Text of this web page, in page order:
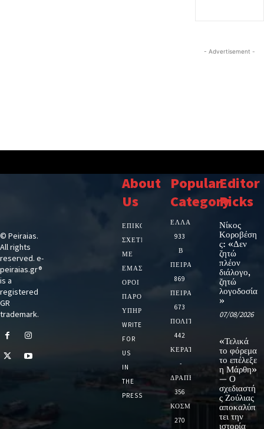
- Advertisement -
© Peiraias.
All rights
reserved. e-
peiraias.gr®
is a
registered
GR
trademark.
About
Us
ΕΠΙΚΟΙΝΩΝΙΑ
ΣΧΕΤΙΚΆ
ΜΕ
ΕΜΆΣ
ΌΡΟΙ
ΠΑΡΟΧΉΣ
ΥΠΗΡΕΣΙΏΝ
WRITE
FOR
US
IN
THE
PRESS
Popular
Category
ΕΛΛΑΔΑ
933
Β
ΠΕΙΡΑΙΑ
869
ΠΕΙΡΑΙΑΣ
673
ΠΟΛΙΤΙΚΗ
442
ΚΕΡΑΤΣΙΝΙ
-
ΔΡΑΠΕΤΣΩΝΑ
356
ΚΟΣΜΟΣ
270
Editor
Picks
Νίκος
Κοροβέση
ς: «Δεν
ζητώ
πλέον
διάλογο,
ζητώ
λογοδοσία
»
07/08/2026
«Τελικά
το φόρεμα
το επέλεξε
η Μάρθη»
— Ο
σχεδιαστή
ς Ζούλιας
αποκαλύπ
τει την
ιστορία